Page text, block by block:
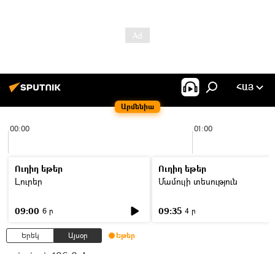
Արմենիա
ՀԱՅ
00:00 01:00
Ուղիղ եթեր
Լուրեր
09:00 6 ր
Ուղիղ եթեր
Մամուլի տեսություն
09:35 4 ր
Երեկ Այսօր Եթեր